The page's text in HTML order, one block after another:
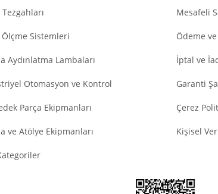
Tezgahları
Sistemleri
Aydınlatma Lambaları
Otomasyon ve Kontrol
Parça Ekipmanları
ve Atölye Ekipmanları
Mesafeli
Ödeme
İptal ve
Garanti
Çerez
Kişisel